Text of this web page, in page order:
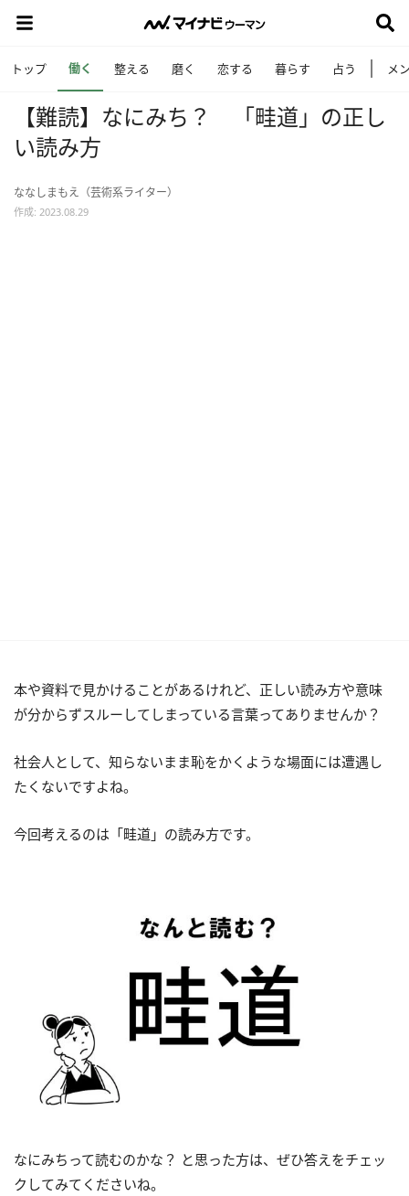
トップ 働く 整える 磨く 恋する 暮らす 占う メ
【難読】なにみち？ 「畦道」の正し
い読み方
ななしまもえ（芸術系ライター）
作成: 2023.08.29
本や資料で見かけることがあるけれど、正しい読み方や意味
が分からずスルーしてしまっている言葉ってありませんか？
社会人として、知らないまま恥をかくような場面には遭遇し
たくないですよね。
今回考えるのは「畦道」の読み方です。
なにみちって読むのかな？ と思った方は、ぜひ答えをチェッ
クしてみてくださいね。